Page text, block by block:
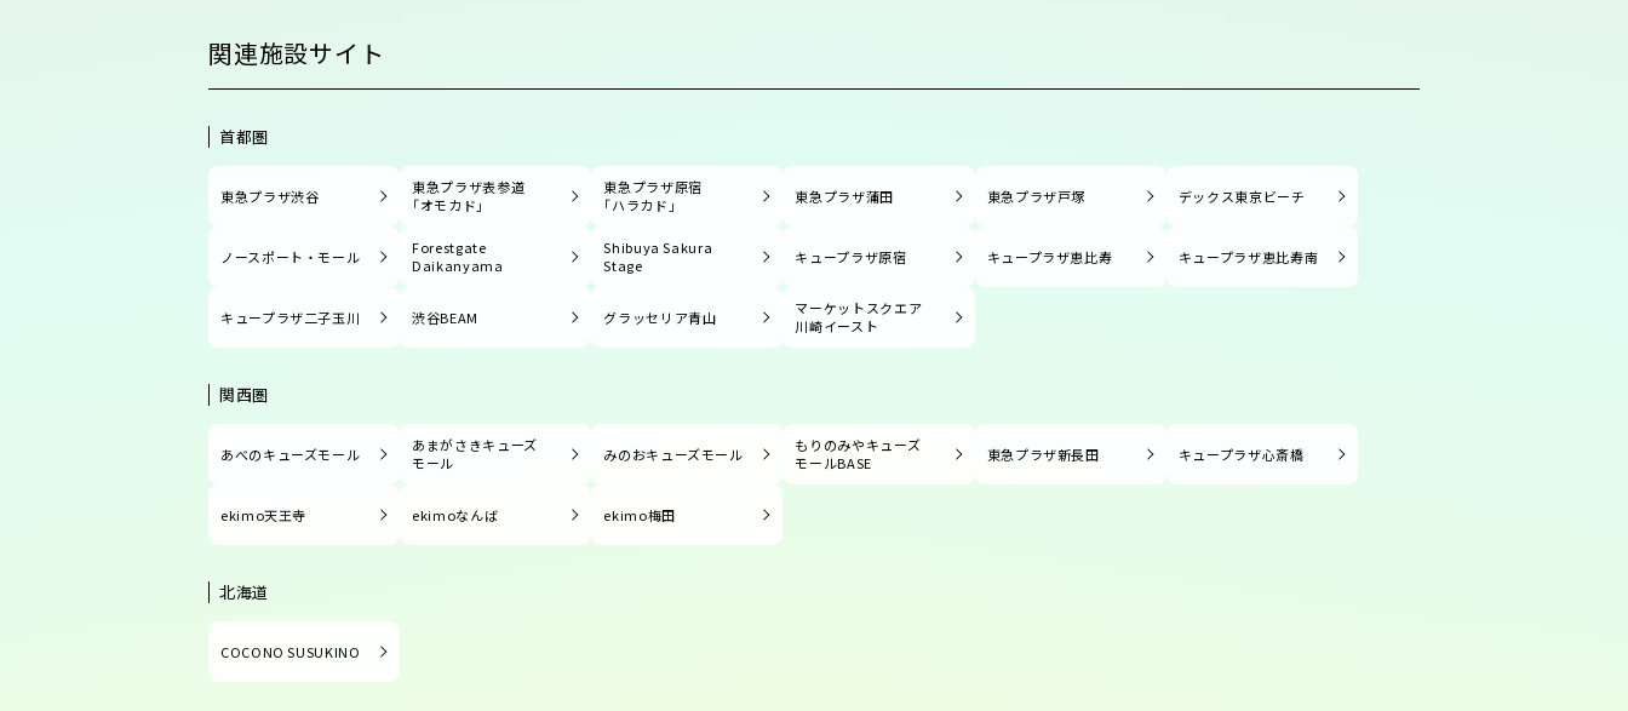
関連施設サイト
首都圏
東急プラザ渋谷
東急プラザ表参道
「オモカド」
東急プラザ原宿
「ハラカド」
東急プラザ蒲田 東急プラザ戸塚 デックス東京ビーチ
ノースポート・モール
Forestgate
Daikanyama
Shibuya Sakura
Stage
キュープラザ原宿 キュープラザ恵比寿 キュープラザ恵比寿南
キュープラザ二子玉川 渋谷BEAM グラッセリア青山
マーケットスクエア
川崎イースト
関西圏
あべのキューズモール
あまがさきキューズ
モール
みのおキューズモール
もりのみやキューズ
モールBASE
東急プラザ新長田 キュープラザ心斎橋
ekimo天王寺 ekimoなんば ekimo梅田
北海道
COCONO SUSUKINO